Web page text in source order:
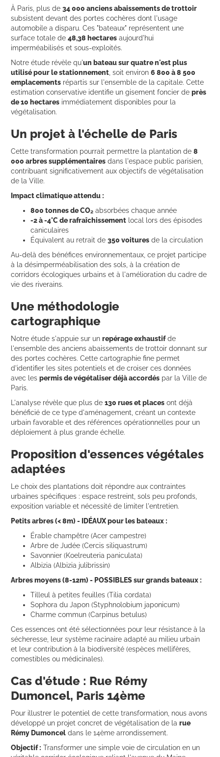
À Paris, plus de34 000 anciens abaissements de trottoir
subsistent devant des portes cochères dont l'usage
automobile a disparu. Ces "bateaux" représentent une
surface totale de48,38 hectares aujourd'hui
imperméabilisés et sous-exploités.
Notre étude révèle qu'un bateau sur quatre n'est plus
utilisé pour le stationnement , soit environ6 800 à 8 500
emplacements répartis sur l'ensemble de la capitale. Cette
estimation conservative identifie un gisement foncier deprès
de 10 hectares immédiatement disponibles pour la
végétalisation.
Un projet à l'échelle de Paris
Cette transformation pourrait permettre la plantation de8
000 arbres supplémentaires dans l'espace public parisien,
contribuant significativement aux objectifs de végétalisation
de la Ville.
Impact climatique attendu :
800 tonnes de CO₂ absorbées chaque année
-2 à -4°C de rafraîchissement local lors des épisodes
caniculaires
Équivalent au retrait de350 voitures de la circulation
Au-delà des bénéfices environnementaux, ce projet participe
à la désimperméabilisation des sols, à la création de
corridors écologiques urbains et à l'amélioration du cadre de
vie des riverains.
Une méthodologie
cartographique
Notre étude s'appuie sur unrepérage exhaustifde
l'ensemble des anciens abaissements de trottoir donnant sur
des portes cochères. Cette cartographie fine permet
d'identifier les sites potentiels et de croiser ces données
avec lespermis de végétaliser déjà accordés par la Ville de
Paris.
L'analyse révèle que plus de130 rues et places ont déjà
bénéficié de ce type d'aménagement, créant un contexte
urbain favorable et des références opérationnelles pour un
déploiement à plus grande échelle.
Proposition d'essences végétales
adaptées
Le choix des plantations doit répondre aux contraintes
urbaines spécifiques : espace restreint, sols peu profonds,
exposition variable et nécessité de limiter l'entretien.
Petits arbres (< 8m) - IDÉAUX pour les bateaux :
Érable champêtre (Acer campestre)
Arbre de Judée (Cercis siliquastrum)
Savonnier (Koelreuteria paniculata)
Albizia (Albizia julibrissin)
Arbres moyens (8-12m) - POSSIBLES sur grands bateaux :
Tilleul à petites feuilles (Tilia cordata)
Sophora du Japon (Styphnolobium japonicum)
Charme commun (Carpinus betulus)
Ces essences ont été sélectionnées pour leur résistance à la
sécheresse, leur système racinaire adapté au milieu urbain
et leur contribution à la biodiversité (espèces mellifères,
comestibles ou médicinales).
Cas d'étude : Rue Rémy
Dumoncel, Paris 14ème
Pour illustrer le potentiel de cette transformation, nous avons
développé un projet concret de végétalisation de larue
Rémy Dumoncel dans le 14ème arrondissement.
Objectif : Transformer une simple voie de circulation en un